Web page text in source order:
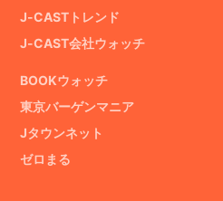
J-CASTトレンド
J-CAST会社ウォッチ
BOOKウォッチ
東京バーゲンマニア
Jタウンネット
ゼロまる